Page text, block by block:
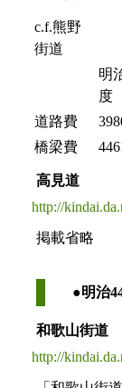
c.f.熊野
街道
明
度
道路費
橋梁費
高見道
http://
掲載省略
●明治
和歌山街道
http://